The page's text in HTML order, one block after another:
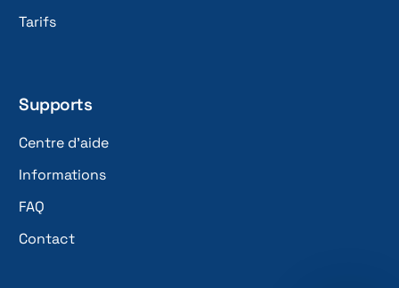
Tarifs
Supports
Centre d'aide
Informations
FAQ
Contact